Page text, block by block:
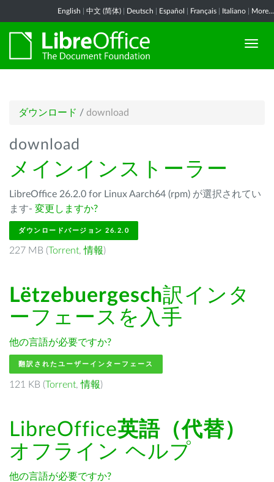
English 中文 (简体) Deutsch Español Français Italiano More...
ダウンロード / download
download
メインインストーラー
LibreOffice 26.2.0 for Linux Aarch64 (rpm) が選択されてい
ます- 変更しますか?
ダウンロードバージョン 26.2.0
227 MB (Torrent,情報)
Lëtzebuergesch訳インタ
ーフェースを入手
他の言語が必要ですか?
翻訳されたユーザーインターフェース
121 KB (Torrent,情報)
LibreOffice英語（代替）
オフライン ヘルプ
他の言語が必要ですか?